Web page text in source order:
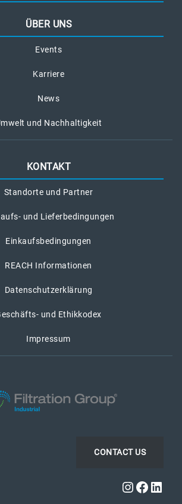
ÜBER UNS
Events
Karriere
News
und Nachhaltigkeit
KONTAKT
Standorte und Partner
und Lieferbedingungen
Einkaufsbedingungen
REACH Informationen
Datenschutzerklärung
und Ethikkodex
Impressum
CONTACT US